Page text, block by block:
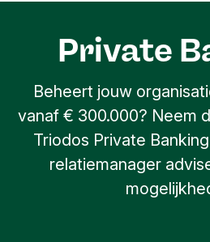
Private
Beheert jouw
vanaf € 300.000? Neem
Triodos Private
relatiemanager